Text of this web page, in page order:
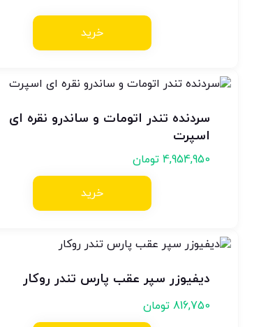
خرید
سردنده تندر اتومات و ساندرو نقره ای
اسپرت
4,954,950 تومان
خرید
دیفیوزر سپر عقب پارس تندر روکار
816,750 تومان